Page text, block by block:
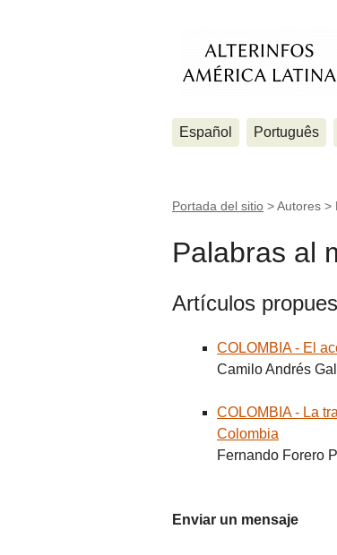
Español Português
Portada del sitio > Autores >
Palabras al
Artículos
COLOMBIA - El
Camilo Andrés
COLOMBIA - La
Colombia
Fernando Forero
Enviar un mensaje